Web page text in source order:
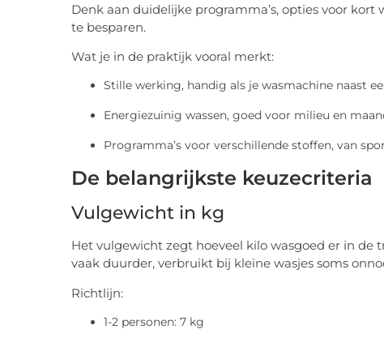
Denk aan duidelijke programma’s, opties voor
te besparen.
Wat je in de praktijk vooral merkt:
Stille werking, handig als je wasmachine naast
Energiezuinig wassen, goed voor milieu en
Programma’s voor verschillende stoffen, van
De belangrijkste keuzecriteria
Vulgewicht in kg
Het vulgewicht zegt hoeveel kilo wasgoed er in de
vaak duurder, verbruikt bij kleine wasjes soms
Richtlijn:
1-2 personen: 7 kg